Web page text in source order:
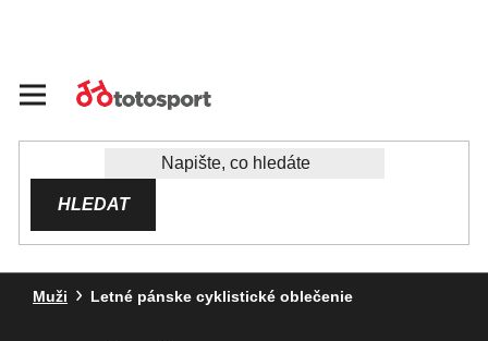
HLEDAT
Muži Letné pánske cyklistické oblečenie